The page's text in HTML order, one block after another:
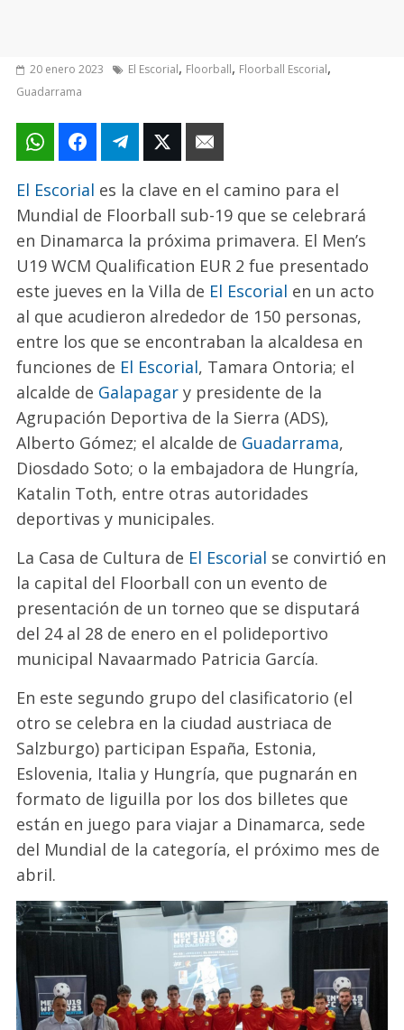
20 enero 2023 El Escorial, Floorball, Floorball Escorial,
Guadarrama
El Escorial es la clave en el camino para el
Mundial de Floorball sub-19 que se celebrará
en Dinamarca la próxima primavera. El Men’s
U19 WCM Qualification EUR 2 fue presentado
este jueves en la Villa de El Escorial en un acto
al que acudieron alrededor de 150 personas,
entre los que se encontraban la alcaldesa en
funciones de El Escorial, Tamara Ontoria; el
alcalde de Galapagar y presidente de la
Agrupación Deportiva de la Sierra (ADS),
Alberto Gómez; el alcalde de Guadarrama,
Diosdado Soto; o la embajadora de Hungría,
Katalin Toth, entre otras autoridades
deportivas y municipales.
La Casa de Cultura de El Escorial se convirtió en
la capital del Floorball con un evento de
presentación de un torneo que se disputará
del 24 al 28 de enero en el polideportivo
municipal Navaarmado Patricia García.
En este segundo grupo del clasificatorio (el
otro se celebra en la ciudad austriaca de
Salzburgo) participan España, Estonia,
Eslovenia, Italia y Hungría, que pugnarán en
formato de liguilla por los dos billetes que
están en juego para viajar a Dinamarca, sede
del Mundial de la categoría, el próximo mes de
abril.